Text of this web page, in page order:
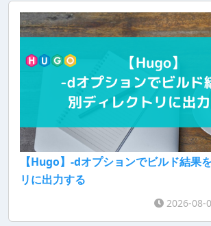
【Hugo】-dオプションでビルド結果
リに出力する
2026-08-